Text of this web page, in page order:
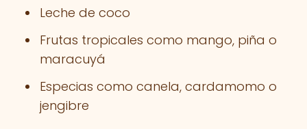
Leche de coco
Frutas tropicales como mango, piña o
maracuyá
Especias como canela, cardamomo o
jengibre